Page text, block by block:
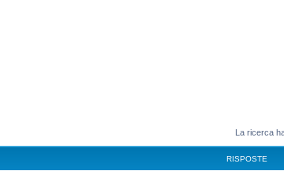
La ricerca
RISPOSTE